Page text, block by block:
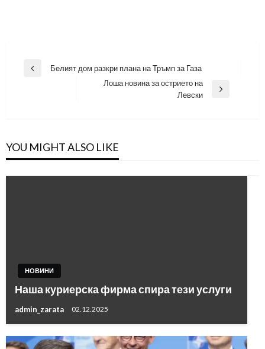
Навигация
Previous
Белият дом разкри плана на Тръмп за Газа
Лоша новина за острието на
Левски
YOU MIGHT ALSO LIKE
НОВИНИ
Наша куриерска фирма спира тези услуги
admin_zarata 02.12.2025